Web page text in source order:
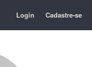
Login Cadastre-se